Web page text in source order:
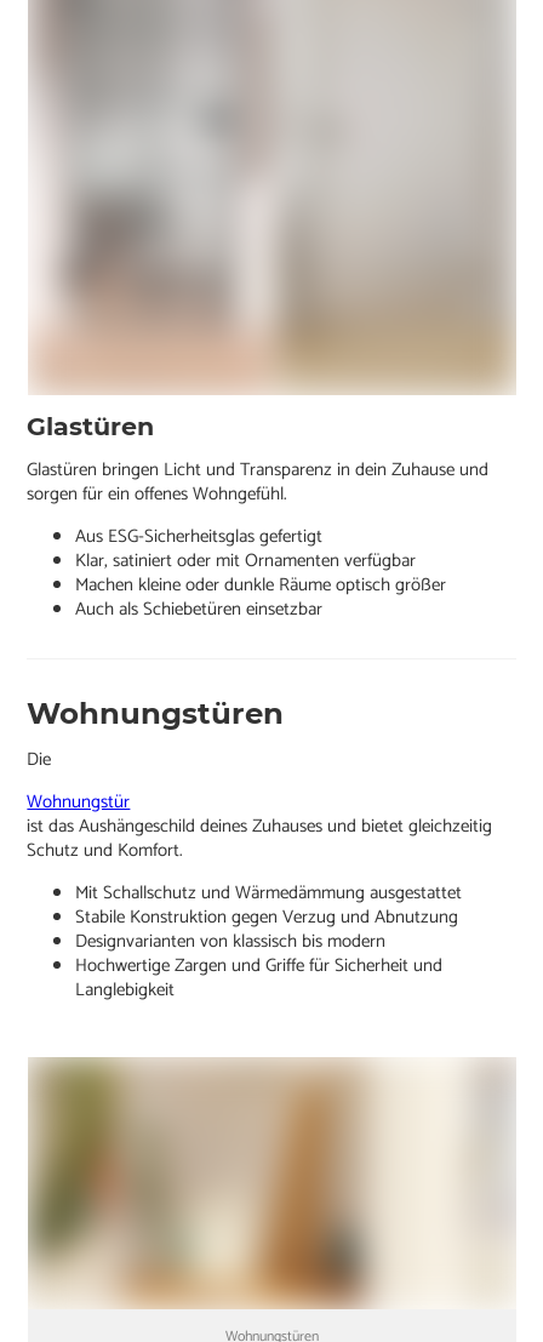
Glastüren
Glastüren bringen Licht und Transparenz in dein Zuhause und
sorgen für ein offenes Wohngefühl.
Aus ESG-Sicherheitsglas gefertigt
Klar, satiniert oder mit Ornamenten verfügbar
Machen kleine oder dunkle Räume optisch größer
Auch als Schiebetüren einsetzbar
Wohnungstüren
Die
Wohnungstür
ist das Aushängeschild deines Zuhauses und bietet gleichzeitig
Schutz und Komfort.
Mit Schallschutz und Wärmedämmung ausgestattet
Stabile Konstruktion gegen Verzug und Abnutzung
Designvarianten von klassisch bis modern
Hochwertige Zargen und Griffe für Sicherheit und
Langlebigkeit
Wohnungstüren